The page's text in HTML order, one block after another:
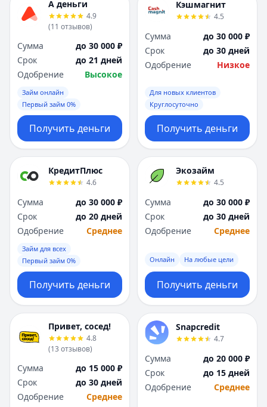
А деньги
4.9
(11 отзывов)
Сумма
до 30 000 ₽
Срок
до 21 дней
Одобрение
Высокое
Займ онлайн
Первый займ 0%
Получить деньги
Кэшмагнит
4.5
Сумма
до 30 000 ₽
Срок
до 30 дней
Одобрение
Низкое
Для новых клиентов
Круглосуточно
Получить деньги
КредитПлюс
4.6
Сумма
до 30 000 ₽
Срок
до 20 дней
Одобрение
Среднее
Займ для всех
Первый займ 0%
Получить деньги
Экозайм
4.5
Сумма
до 30 000 ₽
Срок
до 30 дней
Одобрение
Среднее
Онлайн На любые цели
Получить деньги
Привет, сосед!
4.8
(13 отзывов)
Сумма
до 15 000 ₽
Срок
до 30 дней
Одобрение
Среднее
Snapcredit
4.7
Сумма
до 20 000 ₽
Срок
до 15 дней
Одобрение
Среднее